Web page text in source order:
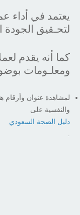
يعتمد في أداء
لتحـقيق الجودة
كما أنه يقدم
ومعلـومات
لمشاهدة عنوان وأرقام
والنفسية على
دليل الصحة السعودي
.